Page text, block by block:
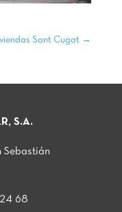
Sant Cugat →
S.A.
Sebastián
68